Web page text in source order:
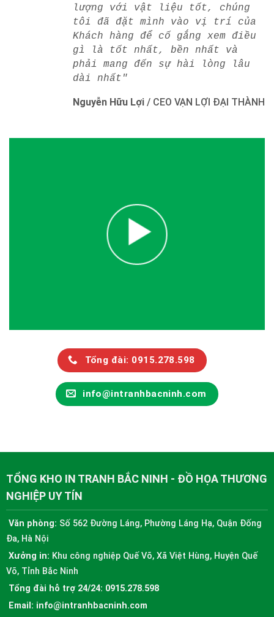
lượng với vật liệu tốt, chúng
tôi đã đặt mình vào vị trí của
Khách hàng để cố gắng xem điều
gì là tốt nhất, bền nhất và
phải mang đến sự hài lòng lâu
dài nhất"
Nguyễn Hữu Lợi / CEO VẠN LỢI ĐẠI THÀNH
Tổng đài: 0915.278.598
info@intranhbacninh.com
TỔNG KHO IN TRANH BẮC NINH - ĐỒ HỌA THƯƠNG
NGHIỆP UY TÍN
Văn phòng: Số 562 Đường Láng, Phường Láng Hạ, Quận Đống
Đa, Hà Nội
Xưởng in: Khu công nghiệp Quế Võ, Xã Việt Hùng, Huyện Quế
Võ, Tỉnh Bắc Ninh
Tổng đài hỗ trợ 24/24: 0915.278.598
Email: info@intranhbacninh.com